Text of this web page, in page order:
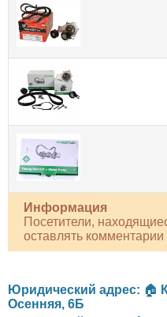
Информация
Посетители,
оставлять
Юридический адрес: 🏠
Осенняя, 6Б